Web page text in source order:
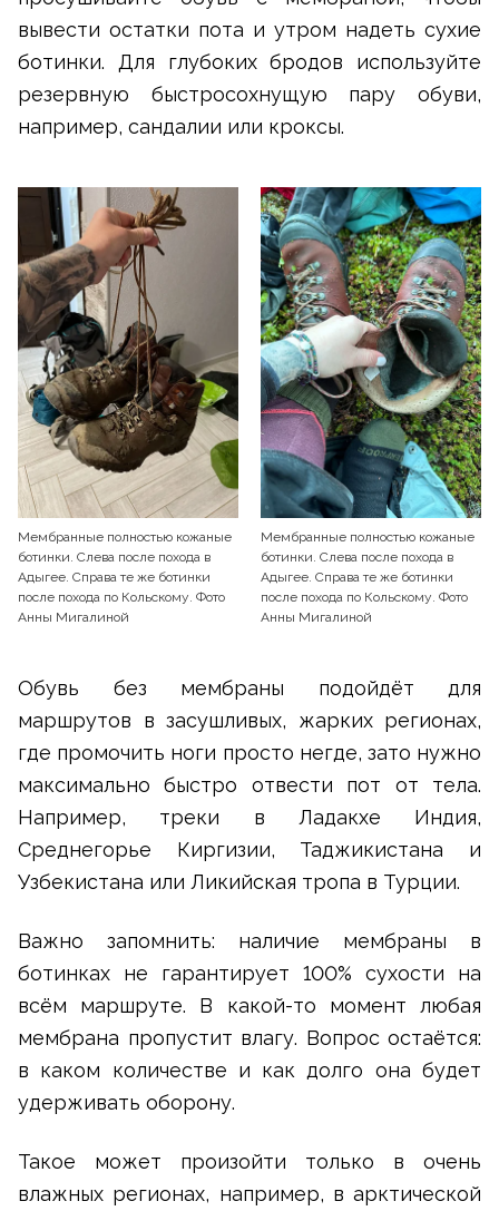
вывести остатки пота и утром надеть сухие
ботинки. Для глубоких бродов используйте
резервную быстросохнущую пару обуви,
например, сандалии или кроксы.
Мембранные полностью кожаные
ботинки. Слева после похода в
Адыгее. Справа те же ботинки
после похода по Кольскому. Фото
Анны Мигалиной
Мембранные полностью кожаные
ботинки. Слева после похода в
Адыгее. Справа те же ботинки
после похода по Кольскому. Фото
Анны Мигалиной
Обувь без мембраны подойдёт для
маршрутов в засушливых, жарких регионах,
где промочить ноги просто негде, зато нужно
максимально быстро отвести пот от тела.
Например, треки в Ладакхе Индия,
Среднегорье Киргизии, Таджикистана и
Узбекистана или Ликийская тропа в Турции.
Важно запомнить: наличие мембраны в
ботинках не гарантирует 100% сухости на
всём маршруте. В какой-то момент любая
мембрана пропустит влагу. Вопрос остаётся:
в каком количестве и как долго она будет
удерживать оборону.
Такое может произойти только в очень
влажных регионах, например, в арктической